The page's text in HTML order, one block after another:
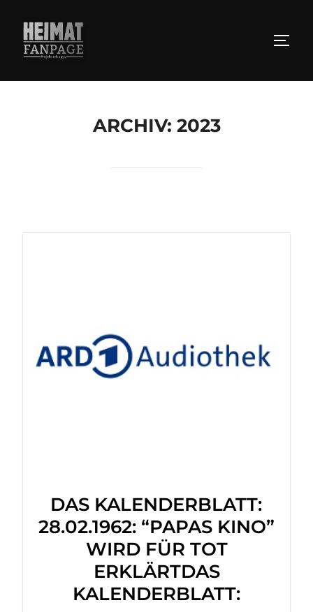
Inhalt
springen
ARCHIV: 2023
DAS KALENDERBLATT:
28.02.1962: “PAPAS KINO”
WIRD FÜR TOT
ERKLÄRTDAS
KALENDERBLATT: